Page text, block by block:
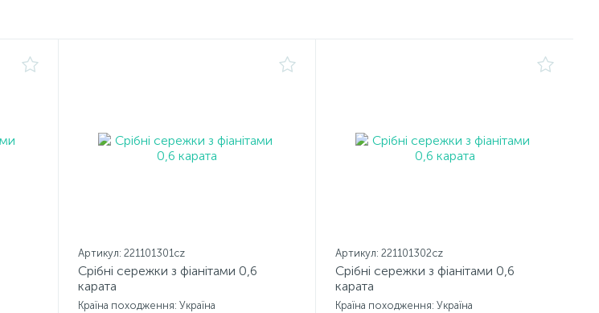
Артикул: 221101301cz
Срібні сережки з фіанітами 0,6
карата
Країна походження: Україна
Артикул: 221101302cz
Срібні сережки з фіанітами 0,6
карата
Країна походження: Україна